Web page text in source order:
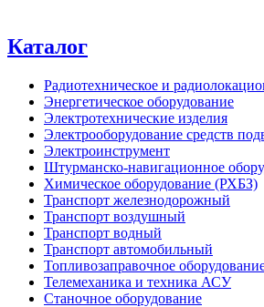
Каталог
Радиотехническое и
Энергетическое оборудование
Электротехнические изделия
Электрооборудование средств
Электроинструмент
Штурманско-навигационное
Химическое оборудование (РХБЗ)
Транспорт железнодорожный
Транспорт воздушный
Транспорт водный
Транспорт автомобильный
Топливозаправочное
Телемеханика и техника АСУ
Станочное оборудование